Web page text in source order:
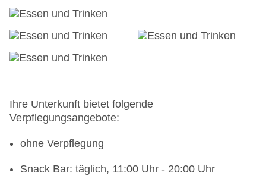
Größe des Hotels/Anlage: 24000 qm
Gebäudeanzahl: 14, Etagen: 5, Ferienhäuser:
263
Ihre Unterkunft bietet folgende
Verpflegungsangebote:
ohne Verpflegung
Snack Bar: täglich, 11:00 Uhr - 20:00 Uhr